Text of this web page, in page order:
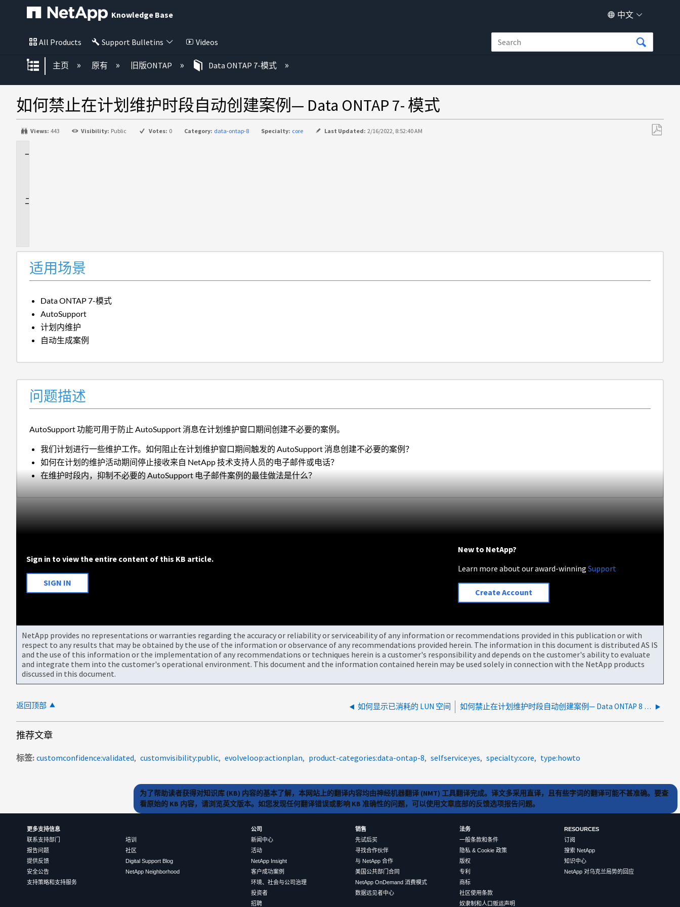
Knowledge Base 中文
All Products Support Bulletins Videos
扩展/隐缩全局层次
主页 原有 旧版ONTAP Data ONTAP 7-模式
如何禁止在计划维护时段自动创建案例— Data ONTAP 7- 模式
Views: 443 Visibility: Public Votes: 0 Category: data-ontap-8 Specialty: core Last Updated: 2/16/2022, 8:52:40 AM
适用场景
Data ONTAP 7-模式
AutoSupport
计划内维护
自动生成案例
问题描述
AutoSupport 功能可用于防止 AutoSupport 消息在计划维护窗口期间创建不必要的案例。
我们计划进行一些维护工作。如何阻止在计划维护窗口期间触发的 AutoSupport 消息创建不必要的案例？
如何在计划的维护活动期间停止接收来自 NetApp 技术支持人员的电子邮件或电话？
在维护时段内，抑制不必要的 AutoSupport 电子邮件案例的最佳做法是什么？
Sign in to view the entire content of this KB article.
SIGN IN
New to NetApp?
Learn more about our award-winningSupport
Create Account
NetApp provides no representations or warranties regarding the accuracy or reliability or serviceability of any information or recommendations provided in this publication or with
respect to any results that may be obtained by the use of the information or observance of any recommendations provided herein. The information in this document is distributed AS IS
and the use of this information or the implementation of any recommendations or techniques herein is a customer's responsibility and depends on the customer's ability to evaluate
and integrate them into the customer's operational environment. This document and the information contained herein may be used solely in connection with the NetApp products
discussed in this document.
返回顶部 如何显示已消耗的 LUN 空间 如何禁止在计划维护时段自动创建案例— Data ONTAP 8 （ 7- 模式）
推荐文章
标签 customconfidence:validated customvisibility:public evolveloop:actionplan product-categories:data-ontap-8 selfservice:yes specialty:core type:howto
为了帮助读者获得对知识库 (KB) 内容的基本了解，本网站上的翻译内容均由神经机器翻译 (NMT) 工具翻译完成。译文多采用直译，且有些字词的翻译可能不甚准确。要查
看原始的 KB 内容，请浏览英文版本。如您发现任何翻译错误或影响 KB 准确性的问题，可以使用文章底部的反馈选项报告问题。
更多支持信息
联系支持部门
报告问题
提供反馈
安全公告
支持策略和支持服务
培训
社区
Digital Support Blog
NetApp Neighborhood
公司
新闻中心
活动
NetApp Insight
客户成功案例
环境、社会与公司治理
投资者
招聘
销售
先试后买
寻找合作伙伴
与 NetApp 合作
美国公共部门合同
NetApp OnDemand 消费模式
数据远见者中心
法务
一般条款和条件
隐私 & Cookie 政策
版权
专利
商标
社区使用条款
奴隶制和人口贩运声明
RESOURCES
订阅
搜索 NetApp
知识中心
NetApp 对乌克兰局势的回应